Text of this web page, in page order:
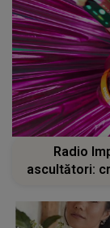
Radio
ascultători: